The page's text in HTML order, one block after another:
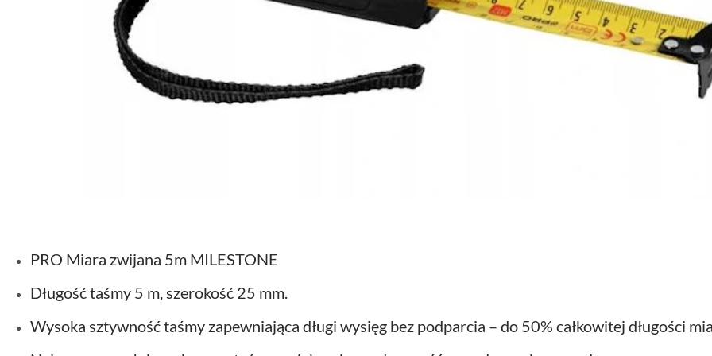
PRO Miara zwijana 5m MILESTONE
Długość taśmy 5 m, szerokość 25 mm.
Wysoka sztywność taśmy zapewniająca długi wysięg bez podparcia – do 50% całkowitej długości